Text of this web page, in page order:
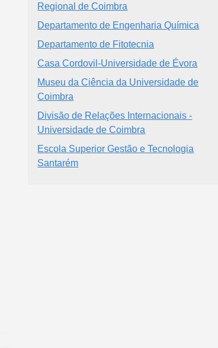
Regional de Coimbra
Departamento de Engenharia Química
Departamento de Fitotecnia
Casa Cordovil-Universidade de Évora
Museu da Ciência da Universidade de
Coimbra
Divisão de Relações Internacionais -
Universidade de Coimbra
Escola Superior Gestão e Tecnologia
Santarém